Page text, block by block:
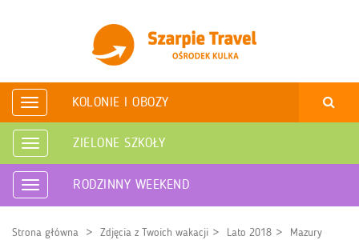
Rozwiń
nawigację
KOLONIE I OBOZY
Rozwiń
nawigację
ZIELONE SZKOŁY
Rozwiń
nawigację
RODZINNY WEEKEND
Strona główna Zdjęcia z Twoich wakacji Lato 2018
Mazury